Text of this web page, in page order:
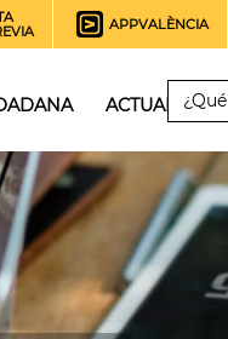
APPVALÈNCIA
ACTUALIDAD